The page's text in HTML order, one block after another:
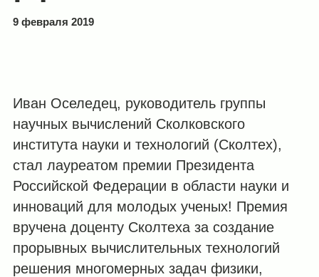
9 февраля 2019
Иван Оселедец, руководитель группы
научных вычислений Сколковского
института науки и технологий (Сколтех),
стал лауреатом премии Президента
Российской Федерации в области науки и
инноваций для молодых ученых! Премия
вручена доценту Сколтеха за создание
прорывных вычислительных технологий
решения многомерных задач физики,